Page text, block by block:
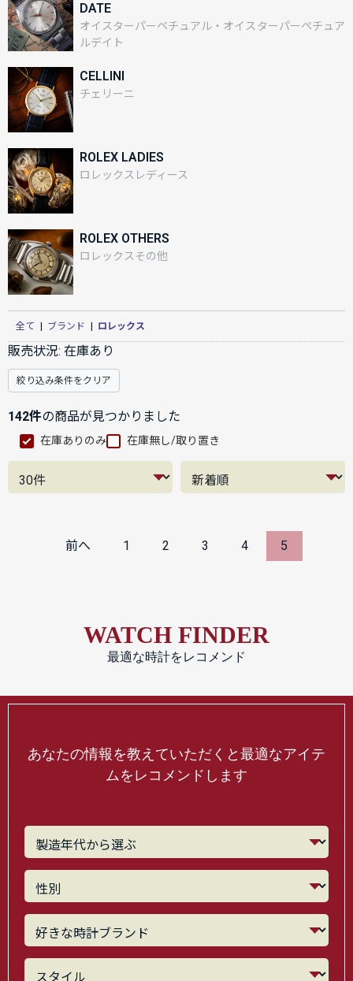
DATE
オイスターパーペチュアル・オイスターパーペチュア
ルデイト
CELLINI
チェリーニ
ROLEX LADIES
ロレックスレディース
ROLEX OTHERS
ロレックスその他
全て ブランド ロレックス
販売状況: 在庫あり
絞り込み条件をクリア
142件の商品が見つかりました
在庫ありのみ 在庫無し/取り置き
前へ 1 2 3 4 5
WATCH FINDER
最適な時計をレコメンド
あなたの情報を教えていただくと最適なアイテ
ムをレコメンドします